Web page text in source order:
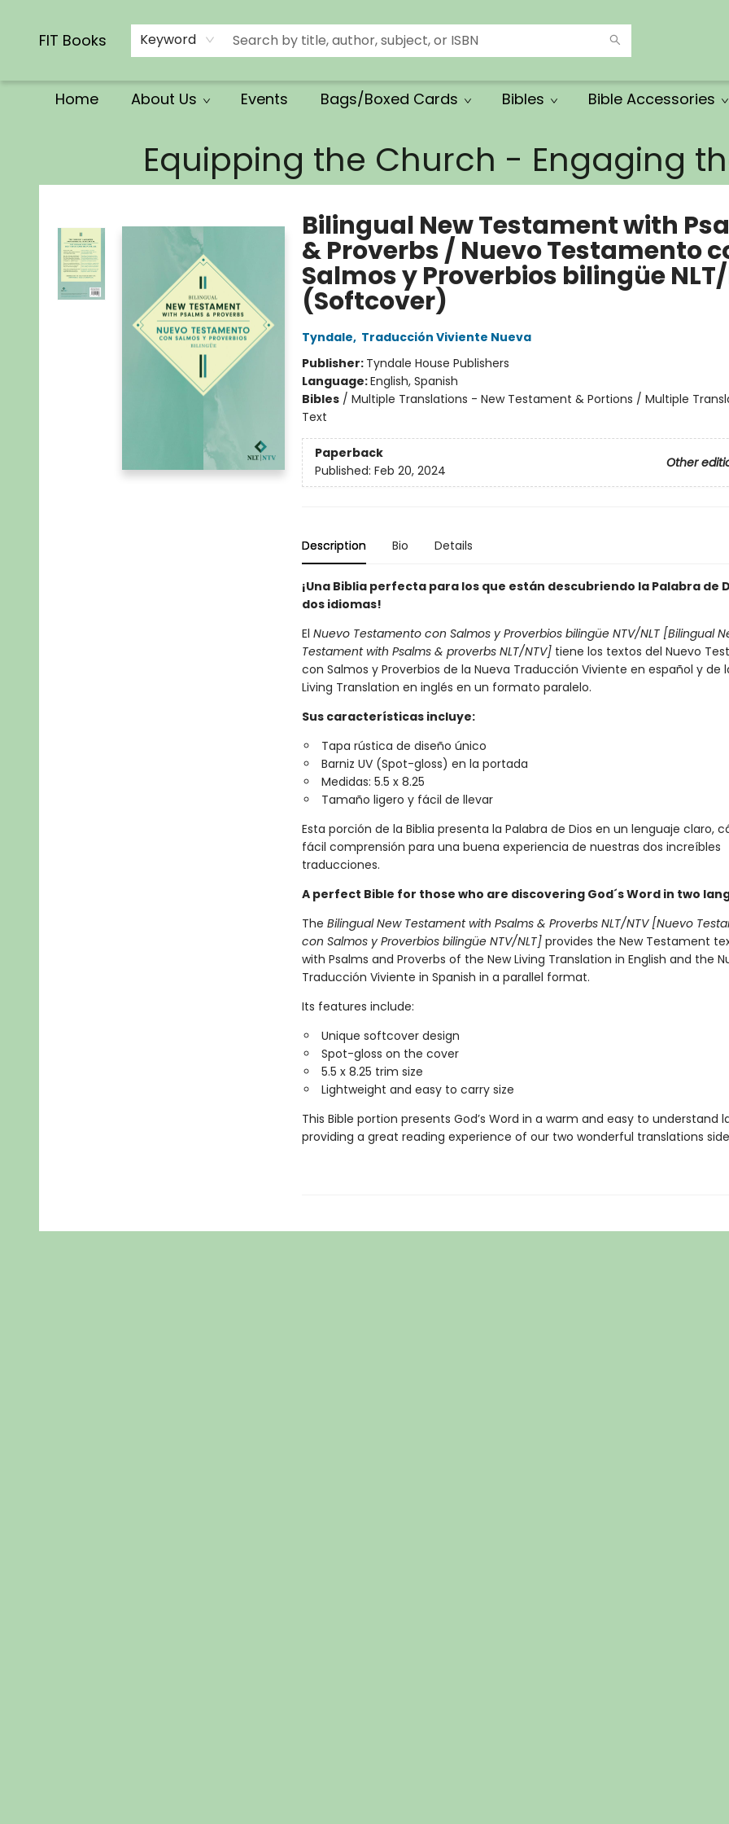
FIT Books Keyword
Home About Us Events Bags/Boxed Cards Bibles Bible Accessories
Equipping the Church - Engaging
Bilingual New Testament with
& Proverbs / Nuevo Testamento
Salmos y Proverbios bilingüe
(Softcover)
Tyndale, Traducción Viviente Nueva
Publisher: Tyndale House Publishers
Language:English, Spanish
Bibles/ Multiple Translations - New Testament & Portions / Multiple
Text
Paperback
Other
Published: Feb 20, 2024
Description Bio Details
¡Una Biblia perfecta para los que están descubriendo la Palabra de
dos idiomas!
El Nuevo Testamento con Salmos y Proverbios bilingüe NTV/NLT [Bilingual
Testament with Psalms & proverbs NLT/NTV]tiene los textos del Nuevo
con Salmos y Proverbios de la Nueva Traducción Viviente en español y de
Living Translation en inglés en un formato paralelo.
Sus características incluye:
Tapa rústica de diseño único
Barniz UV (Spot-gloss) en la portada
Medidas: 5.5 x 8.25
Tamaño ligero y fácil de llevar
Esta porción de la Biblia presenta la Palabra de Dios en un lenguaje claro,
fácil comprensión para una buena experiencia de nuestras dos increíbles
traducciones.
A perfect Bible for those who are discovering God´s Word in two
The Bilingual New Testament with Psalms & Proverbs NLT/NTV [Nuevo
con Salmos y Proverbios bilingüe NTV/NLT]provides the New Testament
with Psalms and Proverbs of the New Living Translation in English and the
Traducción Viviente in Spanish in a parallel format.
Its features include:
Unique softcover design
Spot-gloss on the cover
5.5 x 8.25 trim size
Lightweight and easy to carry size
This Bible portion presents God’s Word in a warm and easy to understand
providing a great reading experience of our two wonderful translations